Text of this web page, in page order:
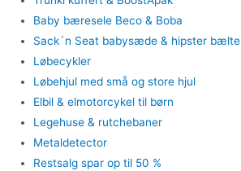
Baby bæresele Beco & Boba
Sack´n Seat babysæde & hipster bælte
Løbecykler
Løbehjul med små og store hjul
Elbil & elmotorcykel til børn
Legehuse & rutchebaner
Metaldetector
Restsalg spar op til 50 %